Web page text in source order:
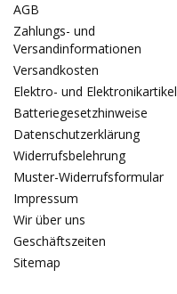
AGB
Zahlungs- und
Versandinformationen
Versandkosten
Elektro- und Elektronikartikel
Batteriegesetzhinweise
Datenschutzerklärung
Widerrufsbelehrung
Muster-Widerrufsformular
Impressum
Wir über uns
Geschäftszeiten
Sitemap